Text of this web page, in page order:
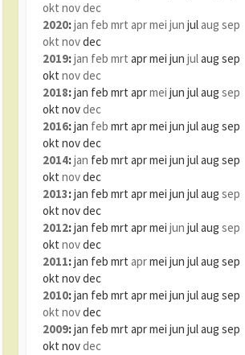
okt novdec
2020:jan feb mrt aprmei jun jul aug sep
okt novdec
2019:jan feb mrt aprmei jun julaug sep
okt novdec
2018:jan feb mrt aprmei jun julaug sep
okt novdec
2016:jan feb mrt aprmei jun julaug sep
okt novdec
2014:jan feb mrt aprmei jun julaug sep
okt novdec
2013:jan feb mrt aprmei jun julaug sep
okt novdec
2012:jan feb mrt aprmei jun julaug sep
okt novdec
2011:jan feb mrt aprmei jun julaug sep
okt novdec
2010:jan feb mrt aprmei jun julaug sep
okt novdec
2009:jan feb mrt aprmei jun julaug sep
okt novdec